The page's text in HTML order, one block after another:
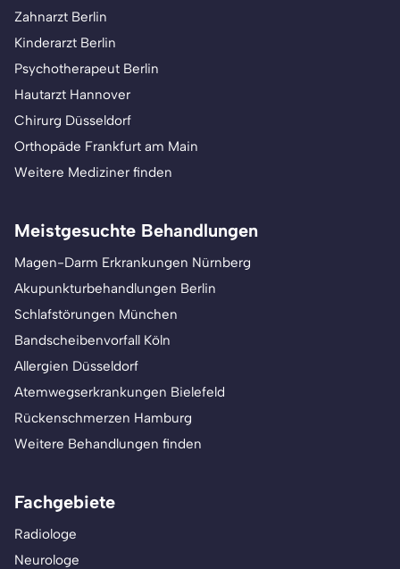
Zahnarzt Berlin
Kinderarzt Berlin
Psychotherapeut Berlin
Hautarzt Hannover
Chirurg Düsseldorf
Orthopäde Frankfurt am Main
Weitere Mediziner finden
Meistgesuchte Behandlungen
Magen-Darm Erkrankungen Nürnberg
Akupunkturbehandlungen Berlin
Schlafstörungen München
Bandscheibenvorfall Köln
Allergien Düsseldorf
Atemwegserkrankungen Bielefeld
Rückenschmerzen Hamburg
Weitere Behandlungen finden
Fachgebiete
Radiologe
Neurologe